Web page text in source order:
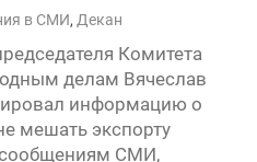
«Большая игра» —
Часть 1-3
в СМИ,Декан
Комитета
делам Вячеслав
информацию о
мешать экспорту
СМИ,